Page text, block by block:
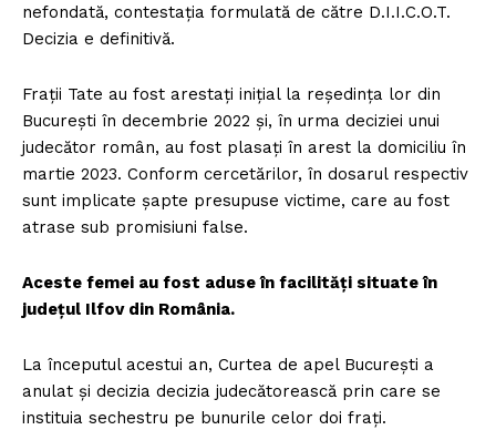
nefondată, contestaţia formulată de către D.I.I.C.O.T.
Decizia e definitivă.
Fraţii Tate au fost arestaţi iniţial la reşedinţa lor din
Bucureşti în decembrie 2022 şi, în urma deciziei unui
judecător român, au fost plasaţi în arest la domiciliu în
martie 2023. Conform cercetărilor, în dosarul respectiv
sunt implicate şapte presupuse victime, care au fost
atrase sub promisiuni false.
Aceste femei au fost aduse în facilităţi situate în
judeţul Ilfov din România.
La începutul acestui an, Curtea de apel București a
anulat și decizia decizia judecătorească prin care se
instituia sechestru pe bunurile celor doi frați.